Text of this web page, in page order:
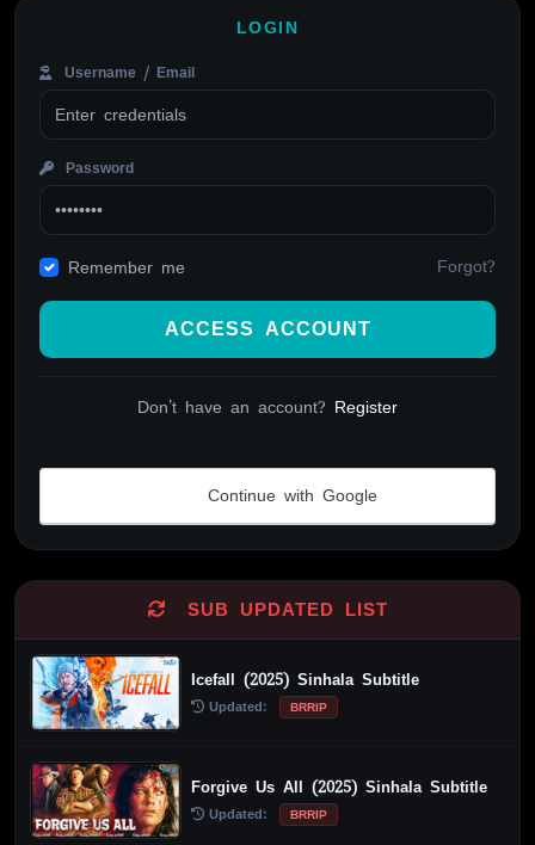
LOGIN
Username / Email
Password
Remember me Forgot?
ACCESS ACCOUNT
Don't have an account? Register
Continue with Google
SUB UPDATED LIST
Icefall (2025) Sinhala Subtitle
Updated: BRRIP
Forgive Us All (2025) Sinhala Subtitle
Updated: BRRIP